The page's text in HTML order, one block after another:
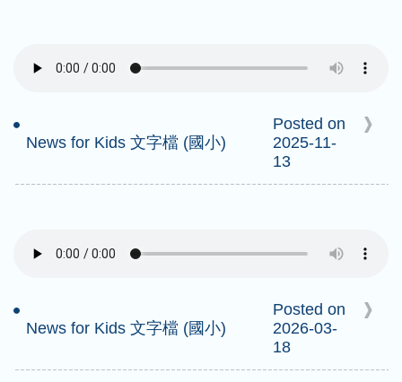
News for Kids 文字檔 (國小)
Posted on
2025-11-
13
News for Kids 文字檔 (國小)
Posted on
2026-03-
18